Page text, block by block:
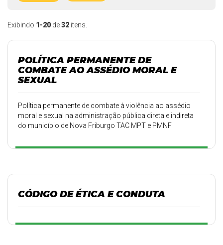
Exibindo 1-20 de32 itens.
POLÍTICA PERMANENTE DE
COMBATE AO ASSÉDIO MORAL E
SEXUAL
Política permanente de combate à violência ao assédio
moral e sexual na administração pública direta e indireta
do município de Nova Friburgo TAC MPT e PMNF
CÓDIGO DE ÉTICA E CONDUTA